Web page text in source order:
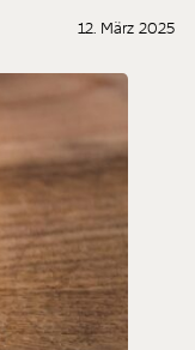
12. März 2025